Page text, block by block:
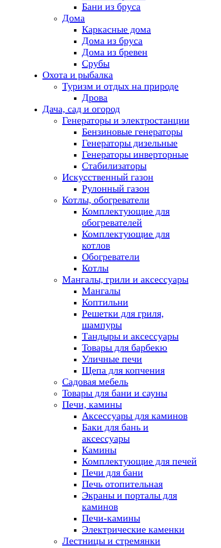
Бани из бруса
Дома
Каркасные дома
Дома из бруса
Дома из бревен
Срубы
Охота и рыбалка
Туризм и отдых на природе
Дрова
Дача, сад и огород
Генераторы и электростанции
Бензиновые генераторы
Генераторы дизельные
Генераторы инверторные
Стабилизаторы
Искусственный газон
Рулонный газон
Котлы, обогреватели
Комплектующие для
обогревателей
Комплектующие для
котлов
Обогреватели
Котлы
Мангалы, грили и аксессуары
Мангалы
Коптильни
Решетки для гриля,
шампуры
Тандыры и аксессуары
Товары для барбекю
Уличные печи
Щепа для копчения
Садовая мебель
Товары для бани и сауны
Печи, камины
Аксессуары для каминов
Баки для бань и
аксессуары
Камины
Комплектующие для печей
Печи для бани
Печь отопительная
Экраны и порталы для
каминов
Печи-камины
Электрические каменки
Лестницы и стремянки